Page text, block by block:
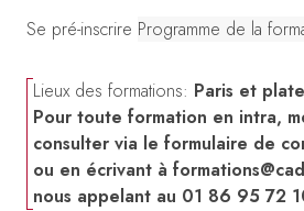
Se pré-inscrire Programme de la
Lieux des formations: Paris et
Pour toute formation en intra,
consulter via le formulaire de
ou en écrivant à
nous appelant au 01 86 95 72